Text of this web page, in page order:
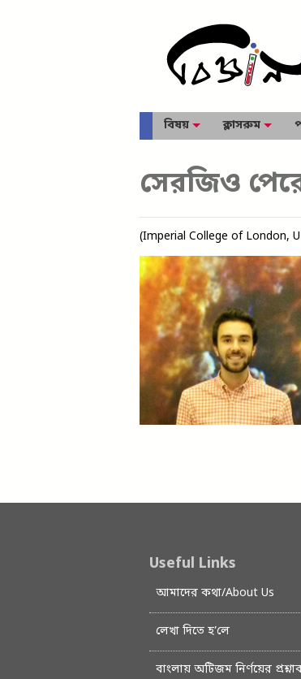
বিষয় ক্লাসরুম
সেরজিও
(Imperial College of London,
Useful Links
আমাদের কথা/About Us
লেখা দিতে হ’লে
বাংলায় অটিজম নির্ণয়ের